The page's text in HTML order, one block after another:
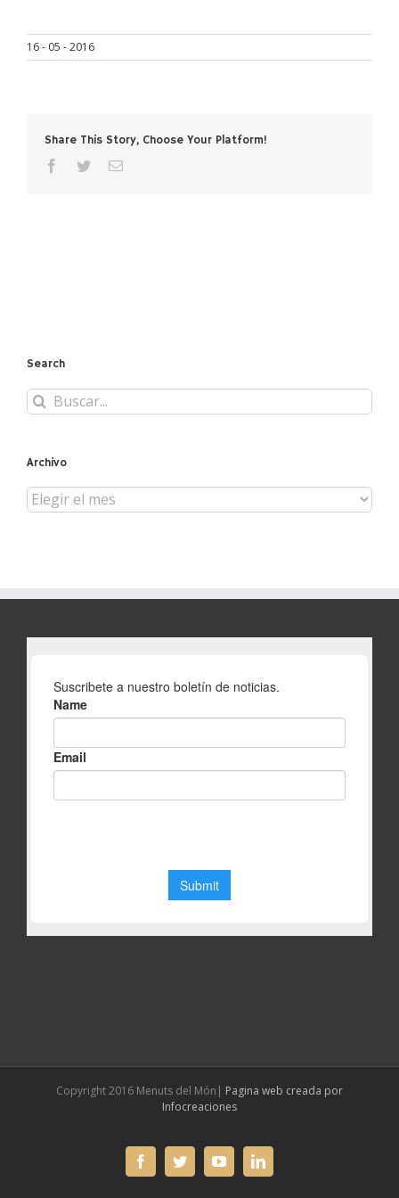
16 - 05 - 2016
Share This Story, Choose Your Platform!
facebooktwitterCorreo
Search
Buscar:
Archivo
Archivo
Copyright 2016 Menuts del Món| Pagina web creada por
Infocreaciones
facebooktwitter youtubelinkedin